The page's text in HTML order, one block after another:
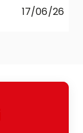
17/06/26